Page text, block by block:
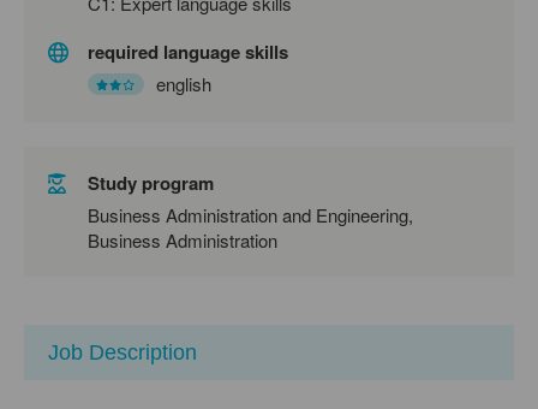
required language skills
english
Study program
Business Administration and Engineering,
Business Administration
Job Description